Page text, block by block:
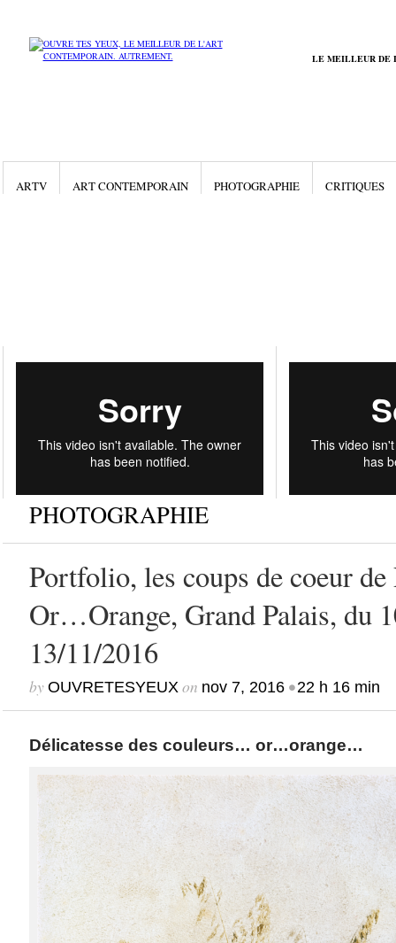
LE MEILLEUR DE
Gallery
ARTV ART CONTEMPORAIN PHOTOGRAPHIE CRITIQUES
PHOTOGRAPHIE
Portfolio, les coups de coeur de
Or…Orange, Grand Palais, du
13/11/2016
by OUVRETESYEUXon nov 7, 2016•22 h 16 min
Délicatesse des couleurs… or…orange…